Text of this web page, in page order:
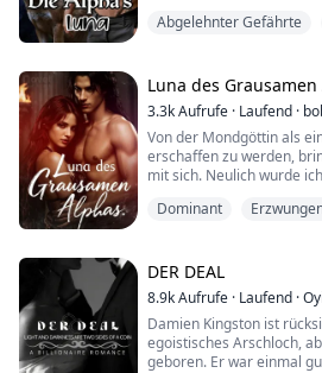
ein rotes Warnsignal auf
Fangzähne", in die ruhige
Abgelehnter Gefährte
Luna des Grausamen
3.3kAufrufe · Laufend ·
Von der Mondgöttin als
erschaffen zu werden,
mit sich. Neulich wurde
wurde ich an Alpha
Mein Name ist Linda
verstoßen, weil er mich
bezeichnete. Hier bin ich
Dominant
DER DEAL
8.9kAufrufe · Laufend ·
Damien Kingston ist
egoistisches Arschloch,
geboren. Er war einmal